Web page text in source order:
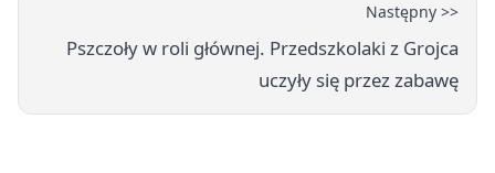
Następny >>
Pszczoły w roli głównej. Przedszkolaki z Grojca
uczyły się przez zabawę